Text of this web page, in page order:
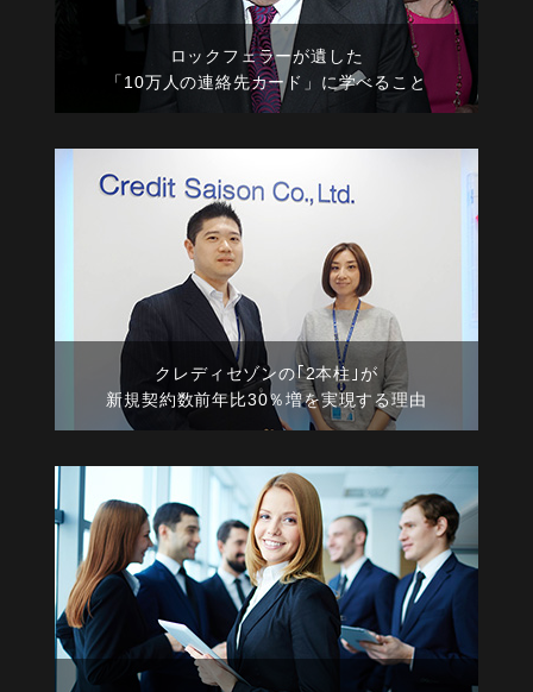
ロックフェラーが遺した
「10万人の連絡先カード」に学べること
クレディセゾンの｢2本柱｣が
新規契約数前年比30％増を実現する理由